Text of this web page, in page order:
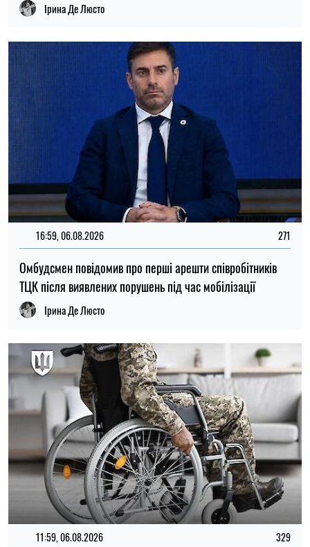
Ірина Де Люсто
16:59, 06.08.2026 271
Омбудсмен повідомив про перші арешти співробітників
ТЦК після виявлених порушень під час мобілізації
Ірина Де Люсто
11:59, 06.08.2026 329